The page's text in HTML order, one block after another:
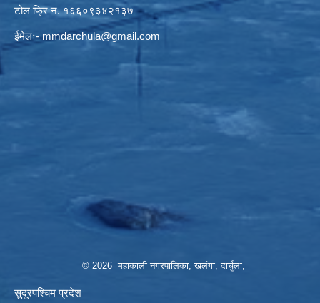
टोल फ्रि न. १६६०९३४२१३७
ईमेलः-mmdarchula@gmail.com
© 2026 महाकाली नगरपालिका, खलंगा, दार्चुला,
सुदूरपश्चिम प्रदेश